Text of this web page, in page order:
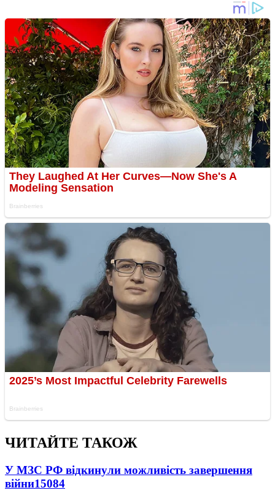
ЧИТАЙТЕ ТАКОЖ
У МЗС РФ відкинули можливість завершення
війни15084